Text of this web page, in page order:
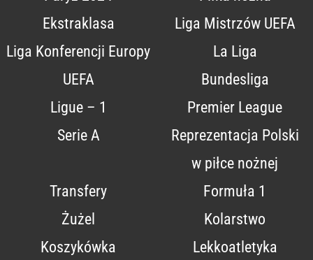
Ekstraklasa
Liga Mistrzów UEFA
Liga Konferencji Europy
UEFA
La Liga
Bundesliga
Ligue – 1
Premier League
Serie A
Reprezentacja Polski
w piłce nożnej
Transfery
Formuła 1
Żużel
Kolarstwo
Koszykówka
Lekkoatletyka